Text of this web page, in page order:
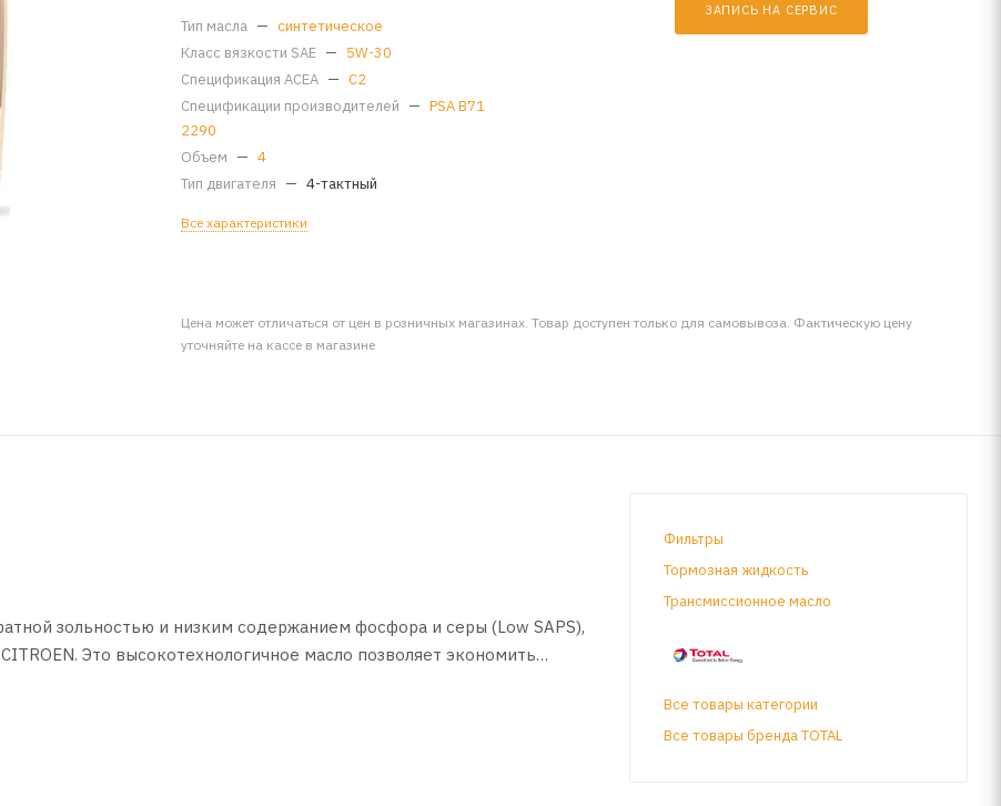
Тип масла — синтетическое
Класс вязкости SAE — 5W-30
Спецификация ACEA — C2
Спецификации производителей — PSA B71
2290
Объем — 4
Тип двигателя — 4-тактный
Все характеристики
ЗАПИСЬ НА СЕРВИС
Цена может отличаться от цен в розничных магазинах. Товар доступен только для самовывоза. Фактическую цену
уточняйте на кассе в магазине
зольностью и низким содержанием фосфора и серы (Low SAPS),
Это высокотехнологичное масло позволяет экономить
Фильтры
Тормозная жидкость
Трансмиссионное масло
Все товары категории
Все товары бренда TOTAL